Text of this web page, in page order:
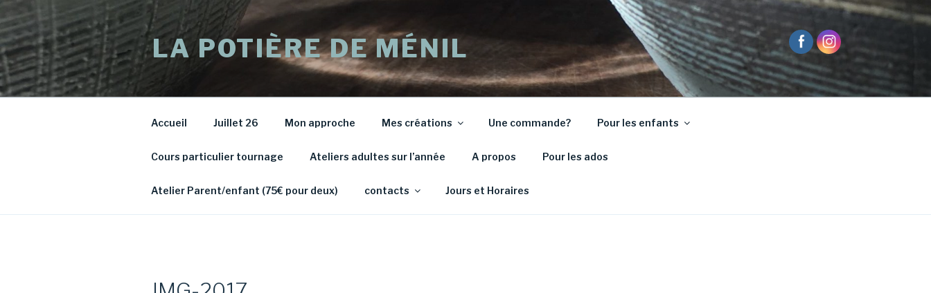
Aller
au
contenu
principal
LA POTIÈRE DE MÉNIL
Accueil Juillet 26 Mon approche Mes créations Une commande? Pour les enfants
Cours particulier tournage Ateliers adultes sur l’année A propos Pour les ados
Atelier Parent/enfant (75€ pour deux) contacts Jours et Horaires